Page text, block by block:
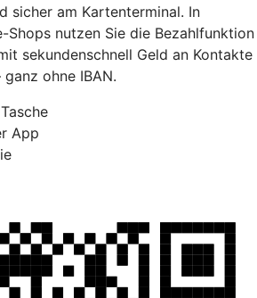
sicher am Kartenterminal. In
Shops nutzen Sie die Bezahlfunktion
sekundenschnell Geld an Kontakte
ohne IBAN.
App